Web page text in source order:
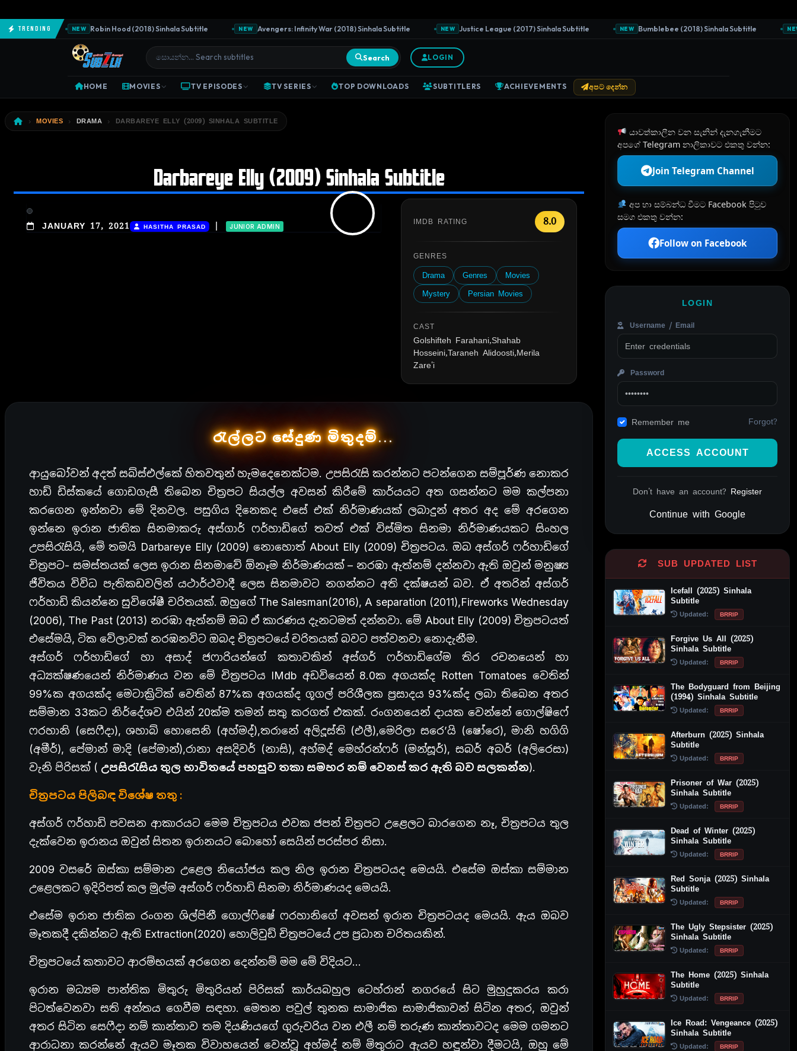
Trending NEW Robin Hood (2018) Sinhala Subtitle NEW Avengers: Infinity War (2018) Sinhala Subtitle NEW Justice League (2017) Sinhala Subtitle NEW Bumblebee (2018) Sinhala Subtitle NEW
Search LOGIN
HOME MOVIES TV EPISODES TV SERIES TOP DOWNLOADS SUBTITLERS ACHIEVEMENTS අපට දෙන්න
MOVIES DRAMA DARBAREYE ELLY (2009) SINHALA SUBTITLE
Darbareye Elly (2009) Sinhala Subtitle
JANUARY 17, 2021 HASITHA PRASAD JUNIOR ADMIN
IMDB RATING 8.0
GENRES
Drama Genres
Movies
Mystery
Persian Movies
CAST
Golshifteh Farahani,Shahab
Hosseini,Taraneh Alidoosti,Merila
Zare'i
රැල්ලට සේදුණ මිතුදම්...
ආයුබෝවන් අදත් සබ්ස්එල්කේ හිතවතුන් හැමදෙනෙක්ටම. උපසිරැසි කරන්නට පටන්ගෙන සම්පූර්ණ නොකර
හාඩ් ඩිස්කයේ ගොඩගැසී තිබෙන චිත්‍රපට සියල්ල අවසන් කිරීමේ කාර්යයට අත ගසන්නට මම කල්පනා
කරගෙන ඉන්නවා මේ දිනවල. පසුගිය දිනෙකද එසේ එක් නිර්මාණයක් ලබාදුන් අතර අද මේ අරගෙන
ඉන්නෙ ඉරාන ජාතික සිනමාකරු අස්ගාර් ෆර්හාඩිගේ තවත් එක් විස්මිත සිනමා නිර්මාණයකට සිංහල
උපසිරැසියි, මේ තමයි Darbareye Elly (2009) නොහොත් About Elly (2009) චිත්‍රපටය. ඔබ අස්ගර් ෆර්හාඩිගේ
චිත්‍රපට- සමස්තයක් ලෙස ඉරාන සිනමාවේ ඕනෑම නිර්මාණයක් – නරඹා ඇත්නම් දන්නවා ඇති ඔවුන් මනුෂ්‍ය
ජීවිතය විවිධ පැතිකඩවලින් යථාර්ථවාදී ලෙස සිනමාවට නගන්නට අති දක්ෂයන් බව. ඒ අතරින් අස්ගර්
ෆර්හාඩි කියන්නෙ සුවිශේෂී චරිතයක්. ඔහුගේ The Salesman(2016), A separation (2011),Fireworks Wednesday
(2006), The Past (2013) නරඹා ඇත්නම් ඔබ ඒ කාරණය දැනටමත් දන්නවා. මේ About Elly (2009) චිත්‍රපටයත්
එසේමයි, ටික වේලාවක් නරඹනවිට ඔබද චිත්‍රපටයේ චරිතයක් බවට පත්වනවා නොදැනීම.
අස්ගර් ෆර්හාඩිගේ හා අසාද් ජෆාරියන්ගේ කතාවකින් අස්ගර් ෆර්හාඩිගේම තිර රචනයෙන් හා
අධ්‍යක්ෂණයෙන් නිර්මාණය වන මේ චිත්‍රපටය IMdb අඩවියෙන් 8.0ක අගයක්ද Rotten Tomatoes වෙතින්
99%ක අගයක්ද මෙටාක්‍රිටික් වෙතින් 87%ක අගයක්ද ගූගල් පරිශීලක ප්‍රසාදය 93%ක්ද ලබා තිබෙන අතර
සම්මාන 33කට නිර්දේශව එයින් 20ක්ම තමන් සතු කරගත් එකක්. රංගනයෙන් දායක වෙන්නේ ගොල්ෂිෆේ
ෆරහානි (සෙෆීදා), ශහාබ් හොසෙනි (අහ්මද්),තරානේ අලිදූස්ති (එලී),මෙරිලා සරෙ’යි (ෂෝරෙ), මානි හගිගි
(අමීර්), පේමාන් මාදි (පේමාන්),රානා අසදිවර් (නාසි), අහ්මද් මෙහ්රන්ෆර් (මන්සූර්), සබර් අබර් (අලිරෙසා)
වැනි පිරිසක් ( උපසිරැසිය තුල භාවිතයේ පහසුව තකා සමහර නම් වෙනස් කර ඇති බව සලකන්න).
චිත්‍රපටය පිලිබඳ විශේෂ තතු :
අස්ගර් ෆර්හාඩි පවසන ආකාරයට මෙම චිත්‍රපටය එවක ජපන් චිත්‍රපට උළෙලට බාරගෙන නෑ, චිත්‍රපටය තුල
දැක්වෙන ඉරානය ඔවුන් සිතන ඉරානයට බොහෝ සෙයින් පරස්පර නිසා.
2009 වසරේ ඔස්කා සම්මාන උළෙල නියෝජය කල නිල ඉරාන චිත්‍රපටයද මෙයයි. එසේම ඔස්කා සම්මාන
උළෙලකට ඉදිරිපත් කල මුල්ම අස්ගර් ෆර්හාඩි සිනමා නිර්මාණයද මෙයයි.
එසේම ඉරාන ජාතික රංගන ශිල්පිනී ගොල්ෆිෂේ ෆරහානිගේ අවසන් ඉරාන චිත්‍රපටයද මෙයයි. ඇය ඔබව
මෑතකදී දකින්නට ඇති Extraction(2020) හොලිවුඩ් චිත්‍රපටයේ උප ප්‍රධාන චරිතයකින්.
චිත්‍රපටයේ කතාවට ආරම්භයක් අරගෙන දෙන්නම් මම මේ විදියට…
ඉරාන මධ්‍යම පාන්තික මිතුරු මිතුරියන් පිරිසක් කාර්යබහුල ටෙහ්රාන් නගරයේ සිට මුහුදුකරය කරා
පිටත්වෙනවා සති අන්තය ගෙවීම සඳහා. මෙතන පවුල් තුනක සාමාජික සාමාජිකාවන් සිටින අතර, ඔවුන්
අතර සිටින සෙෆීදා නම් කාන්තාව තම දියණියගේ ගුරුවරිය වන එලී නම් තරුණ කාන්තාවටද මෙම ගමනට
ආරාධනා කරන්නේ ඇයව මෑතක විවාහයෙන් වෙන්වූ අහ්මද් නම් මිතුරාට ඇයව හඳුන්වා දීමටයි, ඔහු මේ
යාවත්කාලීන වන සැනින් දැනගැනීමට
අපගේ Telegram නාලිකාවට එකතු වන්න:
Join Telegram Channel
අප හා සම්බන්ධ වීමට Facebook පිටුව
සමග එකතු වන්න:
Follow on Facebook
LOGIN
Username / Email
Password
Remember me Forgot?
ACCESS ACCOUNT
Don't have an account? Register
Continue with Google
SUB UPDATED LIST
Icefall (2025) Sinhala
Subtitle
Updated: BRRIP
Forgive Us All (2025)
Sinhala Subtitle
Updated: BRRIP
The Bodyguard from Beijing
(1994) Sinhala Subtitle
Updated: BRRIP
Afterburn (2025) Sinhala
Subtitle
Updated: BRRIP
Prisoner of War (2025)
Sinhala Subtitle
Updated: BRRIP
Dead of Winter (2025)
Sinhala Subtitle
Updated: BRRIP
Red Sonja (2025) Sinhala
Subtitle
Updated: BRRIP
The Ugly Stepsister (2025)
Sinhala Subtitle
Updated: BRRIP
The Home (2025) Sinhala
Subtitle
Updated: BRRIP
Ice Road: Vengeance (2025)
Sinhala Subtitle
Updated: BRRIP